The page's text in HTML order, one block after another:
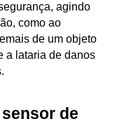
agindo
como ao
de um objeto
a lataria de danos
de